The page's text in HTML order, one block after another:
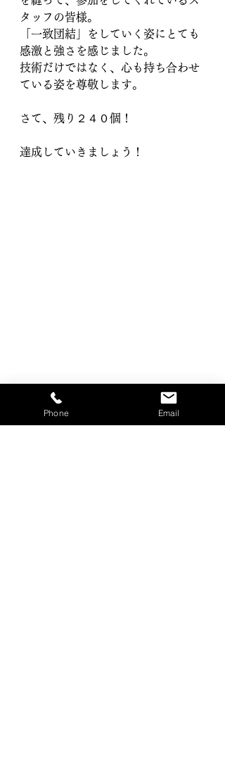
タッフの皆様。
「一致団結」をしていく姿にとても
感激と強さを感じました。
技術だけではなく、心も持ち合わせ
ている姿を尊敬します。
さて、残り２４０個！
達成していきましょう！
Phone Email